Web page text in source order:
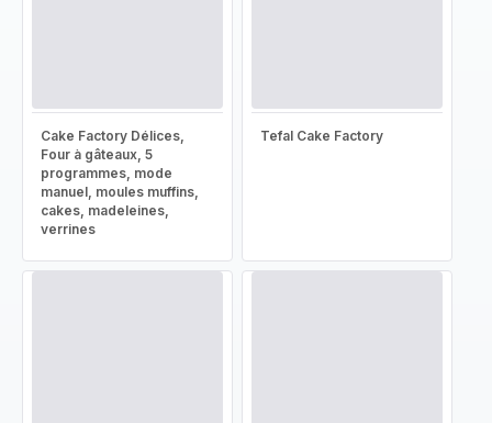
Cake Factory Délices,
Four à gâteaux, 5
programmes, mode
manuel, moules muffins,
cakes, madeleines,
verrines
Tefal Cake Factory